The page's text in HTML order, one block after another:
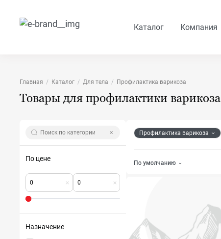
Каталог Компания
Главная Каталог Для тела Профилактика варикоза
Товары для профилактики варикоза
По цене
Назначение
Профилактика варикоза
По умолчанию